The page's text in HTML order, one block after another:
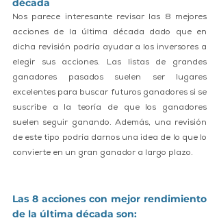
década
Nos parece interesante revisar las 8 mejores
acciones de la última década dado que en
dicha revisión podría ayudar a los inversores a
elegir sus acciones. Las listas de grandes
ganadores pasados ​​suelen ser lugares
excelentes para buscar futuros ganadores si se
suscribe a la teoría de que los ganadores
suelen seguir ganando. Además, una revisión
de este tipo podría darnos una idea de lo que lo
convierte en un gran ganador a largo plazo.
Las 8 acciones con mejor rendimiento
de la última década son: